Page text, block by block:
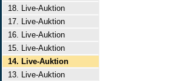
18. Live-Auktion
17. Live-Auktion
16. Live-Auktion
15. Live-Auktion
14. Live-Auktion
13. Live-Auktion